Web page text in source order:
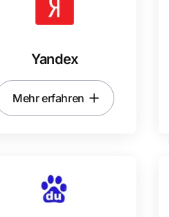
Yandex
Mehr erfahren